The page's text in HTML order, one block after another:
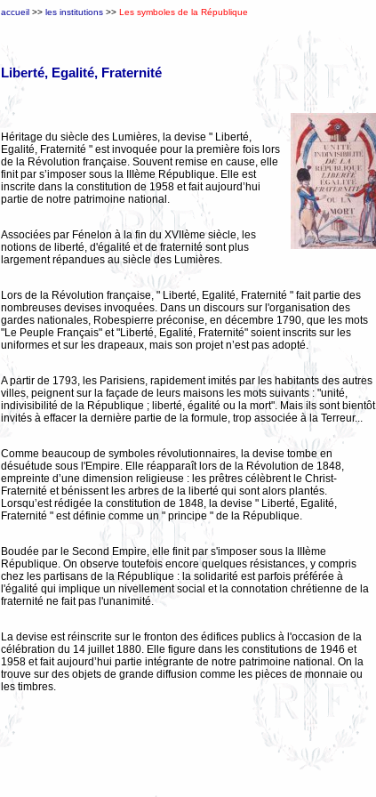
accueil >> les institutions >> Les symboles de la République
Liberté, Egalité, Fraternité
Héritage du siècle des Lumières, la devise " Liberté,
Egalité, Fraternité " est invoquée pour la première fois lors
de la Révolution française. Souvent remise en cause, elle
finit par s’imposer sous la IIIème République. Elle est
inscrite dans la constitution de 1958 et fait aujourd’hui
partie de notre patrimoine national.
Associées par Fénelon à la fin du XVIIème siècle, les
notions de liberté, d'égalité et de fraternité sont plus
largement répandues au siècle des Lumières.
Lors de la Révolution française, " Liberté, Egalité, Fraternité " fait partie des
nombreuses devises invoquées. Dans un discours sur l'organisation des
gardes nationales, Robespierre préconise, en décembre 1790, que les mots
"Le Peuple Français" et "Liberté, Egalité, Fraternité" soient inscrits sur les
uniformes et sur les drapeaux, mais son projet n’est pas adopté.
A partir de 1793, les Parisiens, rapidement imités par les habitants des autres
villes, peignent sur la façade de leurs maisons les mots suivants : "unité,
indivisibilité de la République ; liberté, égalité ou la mort". Mais ils sont bientôt
invités à effacer la dernière partie de la formule, trop associée à la Terreur...
Comme beaucoup de symboles révolutionnaires, la devise tombe en
désuétude sous l'Empire. Elle réapparaît lors de la Révolution de 1848,
empreinte d’une dimension religieuse : les prêtres célèbrent le Christ-
Fraternité et bénissent les arbres de la liberté qui sont alors plantés.
Lorsqu’est rédigée la constitution de 1848, la devise " Liberté, Egalité,
Fraternité " est définie comme un " principe " de la République.
Boudée par le Second Empire, elle finit par s'imposer sous la IIIème
République. On observe toutefois encore quelques résistances, y compris
chez les partisans de la République : la solidarité est parfois préférée à
l'égalité qui implique un nivellement social et la connotation chrétienne de la
fraternité ne fait pas l'unanimité.
La devise est réinscrite sur le fronton des édifices publics à l'occasion de la
célébration du 14 juillet 1880. Elle figure dans les constitutions de 1946 et
1958 et fait aujourd’hui partie intégrante de notre patrimoine national. On la
trouve sur des objets de grande diffusion comme les pièces de monnaie ou
les timbres.